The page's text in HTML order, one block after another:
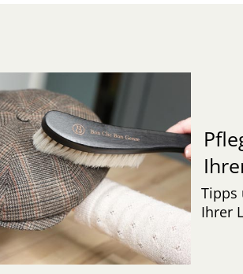
Tipps
Ihrer